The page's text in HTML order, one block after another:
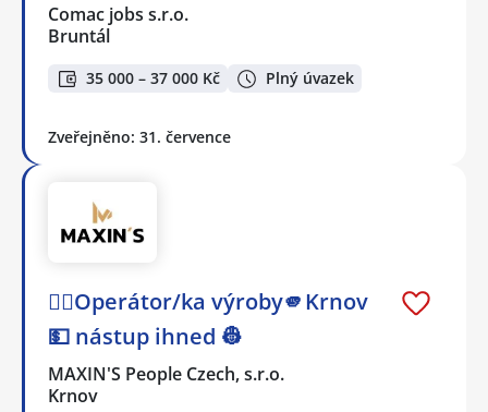
Comac jobs s.r.o.
Bruntál
35 000 – 37 000 Kč Plný úvazek
Zveřejněno: 31. července
👷‍♂️Operátor/ka výroby🫵Krnov
💵 nástup ihned 👷
MAXIN'S People Czech, s.r.o.
Krnov